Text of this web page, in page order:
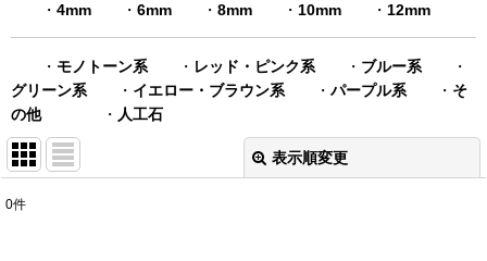
・ 4mm ・ 6mm ・ 8mm ・ 10mm ・ 12mm
・ モノトーン系 ・ レッド・ピンク系 ・ ブルー系 ・
グリーン系 ・ イエロー・ブラウン系 ・ パープル系 ・ そ
の他・ 人工石
表示順変更
0件